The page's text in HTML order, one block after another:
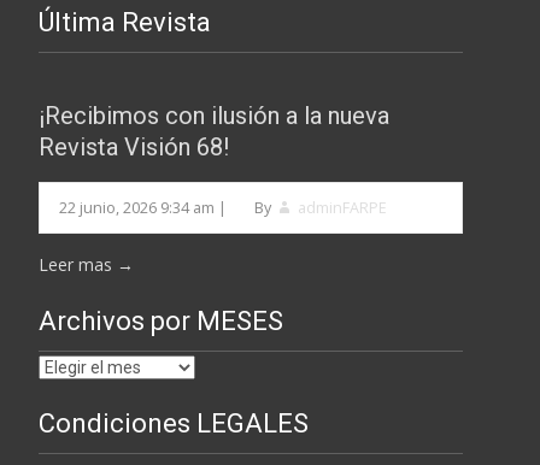
Última Revista
¡Recibimos con ilusión a la nueva
Revista Visión 68!
22 junio, 2026 9:34 am | By adminFARPE
Leer mas →
Archivos por MESES
Archivos
MESES
Condiciones LEGALES